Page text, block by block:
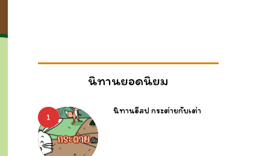
นิทานยอดนิยม
1
นิทานอีสป กระต่ายกับเต่า